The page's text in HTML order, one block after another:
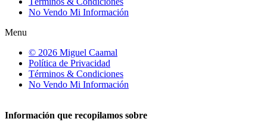
No Vendo Mi Información
Menu
© 2026 Miguel Caamal
Política de Privacidad
Términos & Condiciones
No Vendo Mi Información
Información que recopilamos sobre